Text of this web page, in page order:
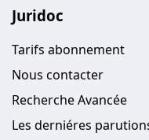
Juridoc
Tarifs abonnement
Nous contacter
Recherche Avancée
Les derniéres